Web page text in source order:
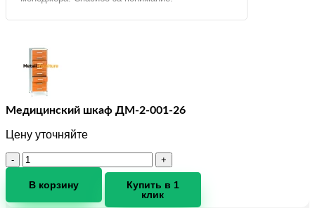
Медицинский шкаф ДМ-2-001-26
Цену уточняйте
Количество
товара
Медицинский
В корзину
Купить в 1
клик